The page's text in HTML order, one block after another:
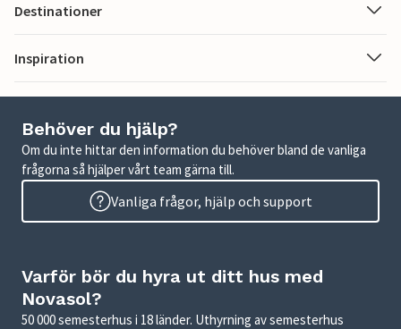
Destinationer
Inspiration
Behöver du hjälp?
Om du inte hittar den information du behöver bland de vanliga
frågorna så hjälper vårt team gärna till.
Vanliga frågor, hjälp och support
Varför bör du hyra ut ditt hus med
Novasol?
50 000 semesterhus i 18 länder. Uthyrning av semesterhus